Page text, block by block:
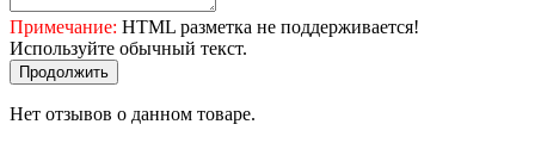
Примечание: HTML разметка не поддерживается!
Используйте обычный текст.
Продолжить
Нет отзывов о данном товаре.